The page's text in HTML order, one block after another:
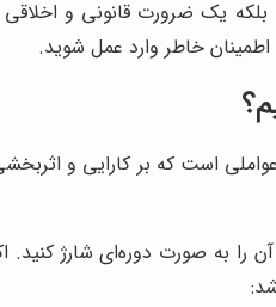
بلکه یک ضرورت قانونی و
خاطر وارد عمل شوید.
است که بر کارایی و
را به صورت دوره‌ای شارژ